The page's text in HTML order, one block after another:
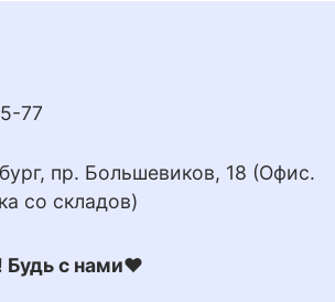
77
пр. Большевиков, 18 (Офис.
со складов)
Будь с нами❤️